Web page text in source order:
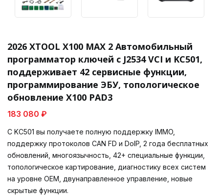
2026 XTOOL X100 MAX 2 Автомобильный
программатор ключей с J2534 VCI и KC501,
поддерживает 42 сервисные функции,
программирование ЭБУ, топологическое
обновление X100 PAD3
183 080 ₽
С KC501 вы получаете полную поддержку IMMO,
поддержку протоколов CAN FD и DoIP, 2 года бесплатных
обновлений, многоязычность, 42+ специальные функции,
топологическое картирование, диагностику всех систем
на уровне OEM, двунаправленное управление, новые
скрытые функции.